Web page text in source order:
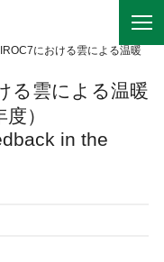
における雲による温暖
る雲による温暖
）
in the